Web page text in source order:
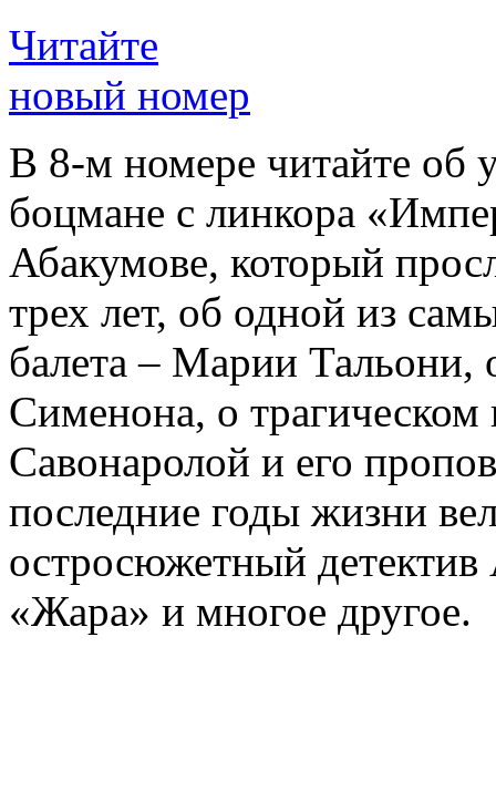
Читайте
новый номер
В 8-м номере читайте об
боцмане с линкора
Абакумове, который
трех лет, об одной из
балета – Марии
Сименона, о трагическом
Савонаролой и его
последние годы жизни
остросюжетный детектив
«Жара» и многое другое.